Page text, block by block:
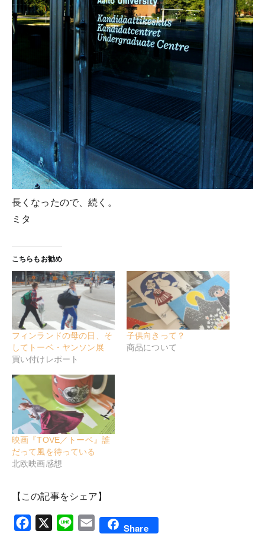
長くなったので、続く。
ミタ
こちらもお勧め
フィンランドの母の日、そ
してトーベ・ヤンソン展
買い付けレポート
子供向きって？
商品について
映画『TOVE／トーベ』誰
だって風を待っている
北欧映画感想
【この記事をシェア】
Facebook
X Line Email Share